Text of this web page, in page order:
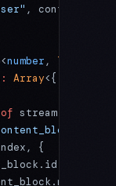
, content:
<number ,
: Array<{
of stream) {
{